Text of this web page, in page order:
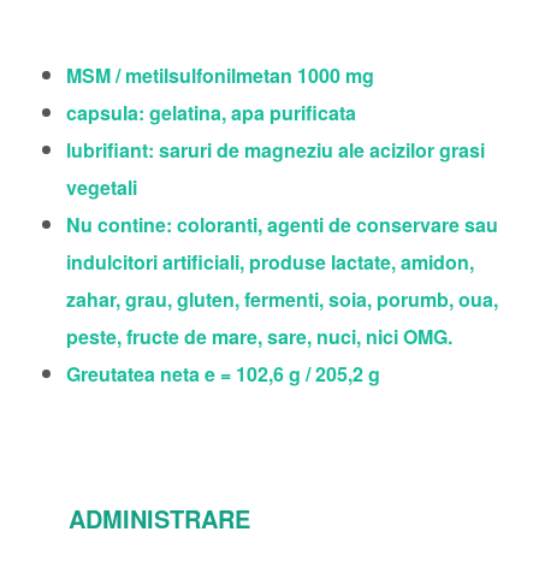
MSM / metilsulfonilmetan 1000 mg
capsula: gelatina, apa purificata
lubrifiant: saruri de magneziu ale acizilor grasi
vegetali
Nu contine: coloranti, agenti de conservare sau
indulcitori artificiali, produse lactate, amidon,
zahar, grau, gluten, fermenti, soia, porumb, oua,
peste, fructe de mare, sare, nuci, nici OMG.
Greutatea neta e = 102,6 g / 205,2 g
ADMINISTRARE